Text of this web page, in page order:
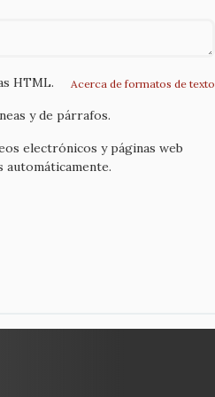
Acerca de formatos de texto
HTML.
y de párrafos.
electrónicos y páginas web
automáticamente.